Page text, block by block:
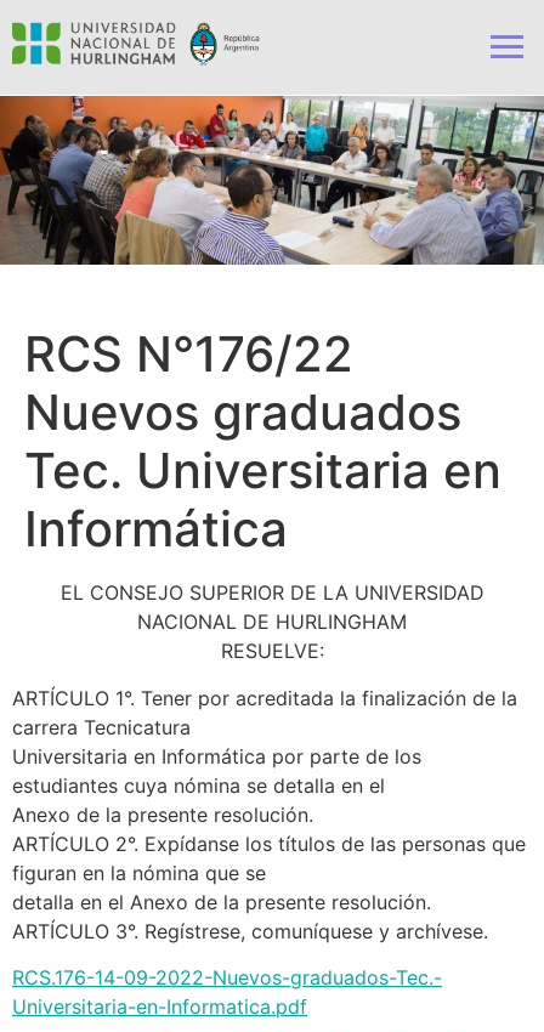
RCS N°176/22
Nuevos graduados
Tec. Universitaria en
Informática
EL CONSEJO SUPERIOR DE LA UNIVERSIDAD
NACIONAL DE HURLINGHAM
RESUELVE:
ARTÍCULO 1°. Tener por acreditada la finalización de la
carrera Tecnicatura
Universitaria en Informática por parte de los
estudiantes cuya nómina se detalla en el
Anexo de la presente resolución.
ARTÍCULO 2°. Expídanse los títulos de las personas que
figuran en la nómina que se
detalla en el Anexo de la presente resolución.
ARTÍCULO 3°. Regístrese, comuníquese y archívese.
RCS.176-14-09-2022-Nuevos-graduados-Tec.-
Universitaria-en-Informatica.pdf